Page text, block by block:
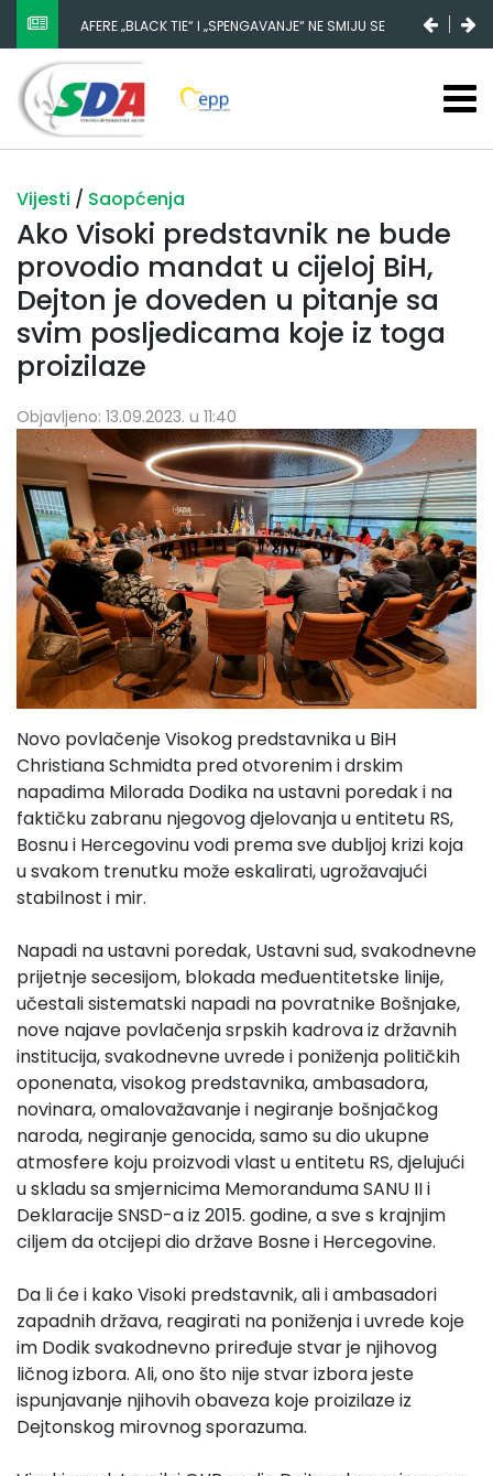
AFERE „BLACK TIE“ I „SPENGAVANJE“ NE SMIJU SE
ZATAŠKATI
Vijesti / Saopćenja
Ako Visoki predstavnik ne bude
provodio mandat u cijeloj BiH,
Dejton je doveden u pitanje sa
svim posljedicama koje iz toga
proizilaze
Objavljeno: 13.09.2023. u 11:40
Novo povlačenje Visokog predstavnika u BiH
Christiana Schmidta pred otvorenim i drskim
napadima Milorada Dodika na ustavni poredak i na
faktičku zabranu njegovog djelovanja u entitetu RS,
Bosnu i Hercegovinu vodi prema sve dubljoj krizi koja
u svakom trenutku može eskalirati, ugrožavajući
stabilnost i mir.
Napadi na ustavni poredak, Ustavni sud, svakodnevne
prijetnje secesijom, blokada međuentitetske linije,
učestali sistematski napadi na povratnike Bošnjake,
nove najave povlačenja srpskih kadrova iz državnih
institucija, svakodnevne uvrede i poniženja političkih
oponenata, visokog predstavnika, ambasadora,
novinara, omalovažavanje i negiranje bošnjačkog
naroda, negiranje genocida, samo su dio ukupne
atmosfere koju proizvodi vlast u entitetu RS, djelujući
u skladu sa smjernicima Memoranduma SANU II i
Deklaracije SNSD-a iz 2015. godine, a sve s krajnjim
ciljem da otcijepi dio države Bosne i Hercegovine.
Da li će i kako Visoki predstavnik, ali i ambasadori
zapadnih država, reagirati na poniženja i uvrede koje
im Dodik svakodnevno priređuje stvar je njihovog
ličnog izbora. Ali, ono što nije stvar izbora jeste
ispunjavanje njihovih obaveza koje proizilaze iz
Dejtonskog mirovnog sporazuma.